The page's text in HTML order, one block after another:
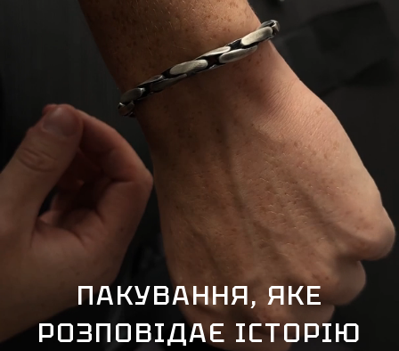
ПАКУВАННЯ, ЯКЕ
РОЗПОВІДАЄ ІСТОРІЮ